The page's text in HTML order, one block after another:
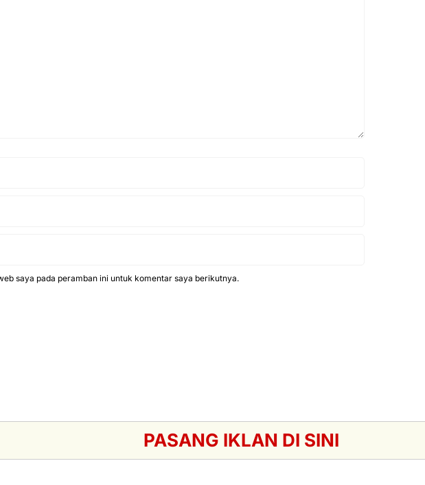
saya pada peramban ini untuk komentar saya berikutnya.
PASANG IKLAN DI SINI